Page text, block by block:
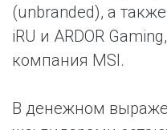
(unbranded), а
iRU и ARDOR
компания MSI.
В денежном